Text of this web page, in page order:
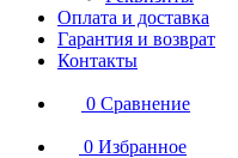
Оплата и доставка
Гарантия и возврат
Контакты
0 Сравнение
0 Избранное